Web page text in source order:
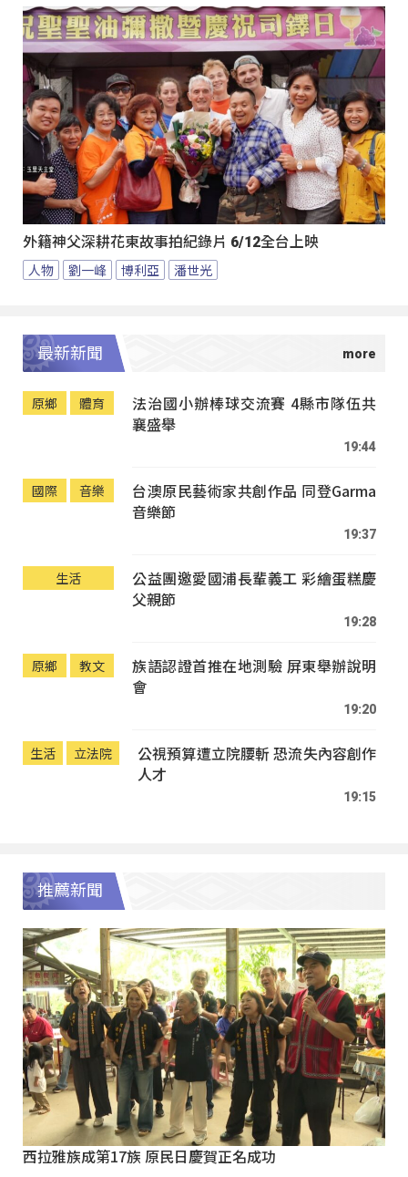
外籍神父深耕花東故事拍紀錄片 6/12全台上映
人物 劉一峰 博利亞 潘世光
最新新聞
原鄉 體育
法治國小辦棒球交流賽 4縣市隊伍共
襄盛舉
19:44
國際 音樂
台澳原民藝術家共創作品 同登Garma
音樂節
19:37
生活
公益團邀愛國浦長輩義工 彩繪蛋糕慶
父親節
19:28
原鄉 教文
族語認證首推在地測驗 屏東舉辦說明
會
19:20
生活 立法院
公視預算遭立院腰斬 恐流失內容創作
人才
19:15
推薦新聞
西拉雅族成第17族 原民日慶賀正名成功